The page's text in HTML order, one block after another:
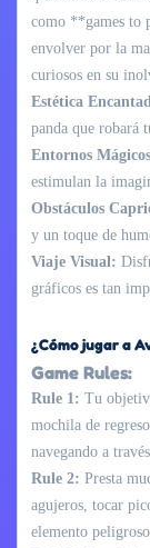
como **games to
envolver por la
curiosos en su
Estética
panda que robará
Entornos
estimulan la
Obstáculos
y un toque de
Viaje Visual:
gráficos es tan
¿Cómo jugar a
Game Rules:
Rule 1: Tu
mochila de
navegando a
Rule 2: Presta
agujeros, tocar
elemento peligroso.